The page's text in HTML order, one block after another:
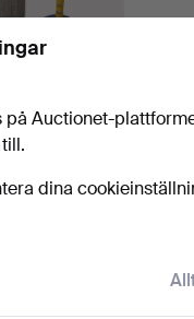
på Auctionet-
dina